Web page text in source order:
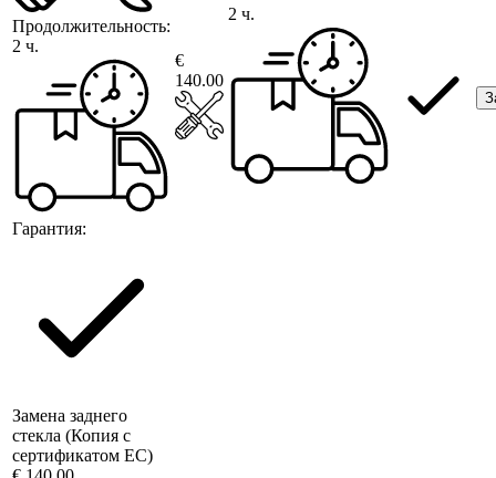
Продолжительность:
2 ч.
Гарантия:
€
140.00
2 ч.
Замена заднего
стекла (Копия с
сертификатом ЕС)